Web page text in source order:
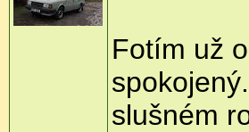
Fotím už
slušném